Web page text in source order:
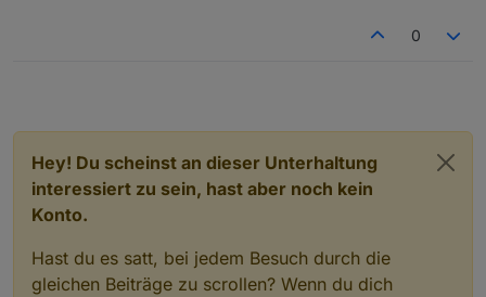
0
Hey! Du scheinst an dieser Unterhaltung
interessiert zu sein, hast aber noch kein
Konto.
Hast du es satt, bei jedem Besuch durch die
gleichen Beiträge zu scrollen? Wenn du dich